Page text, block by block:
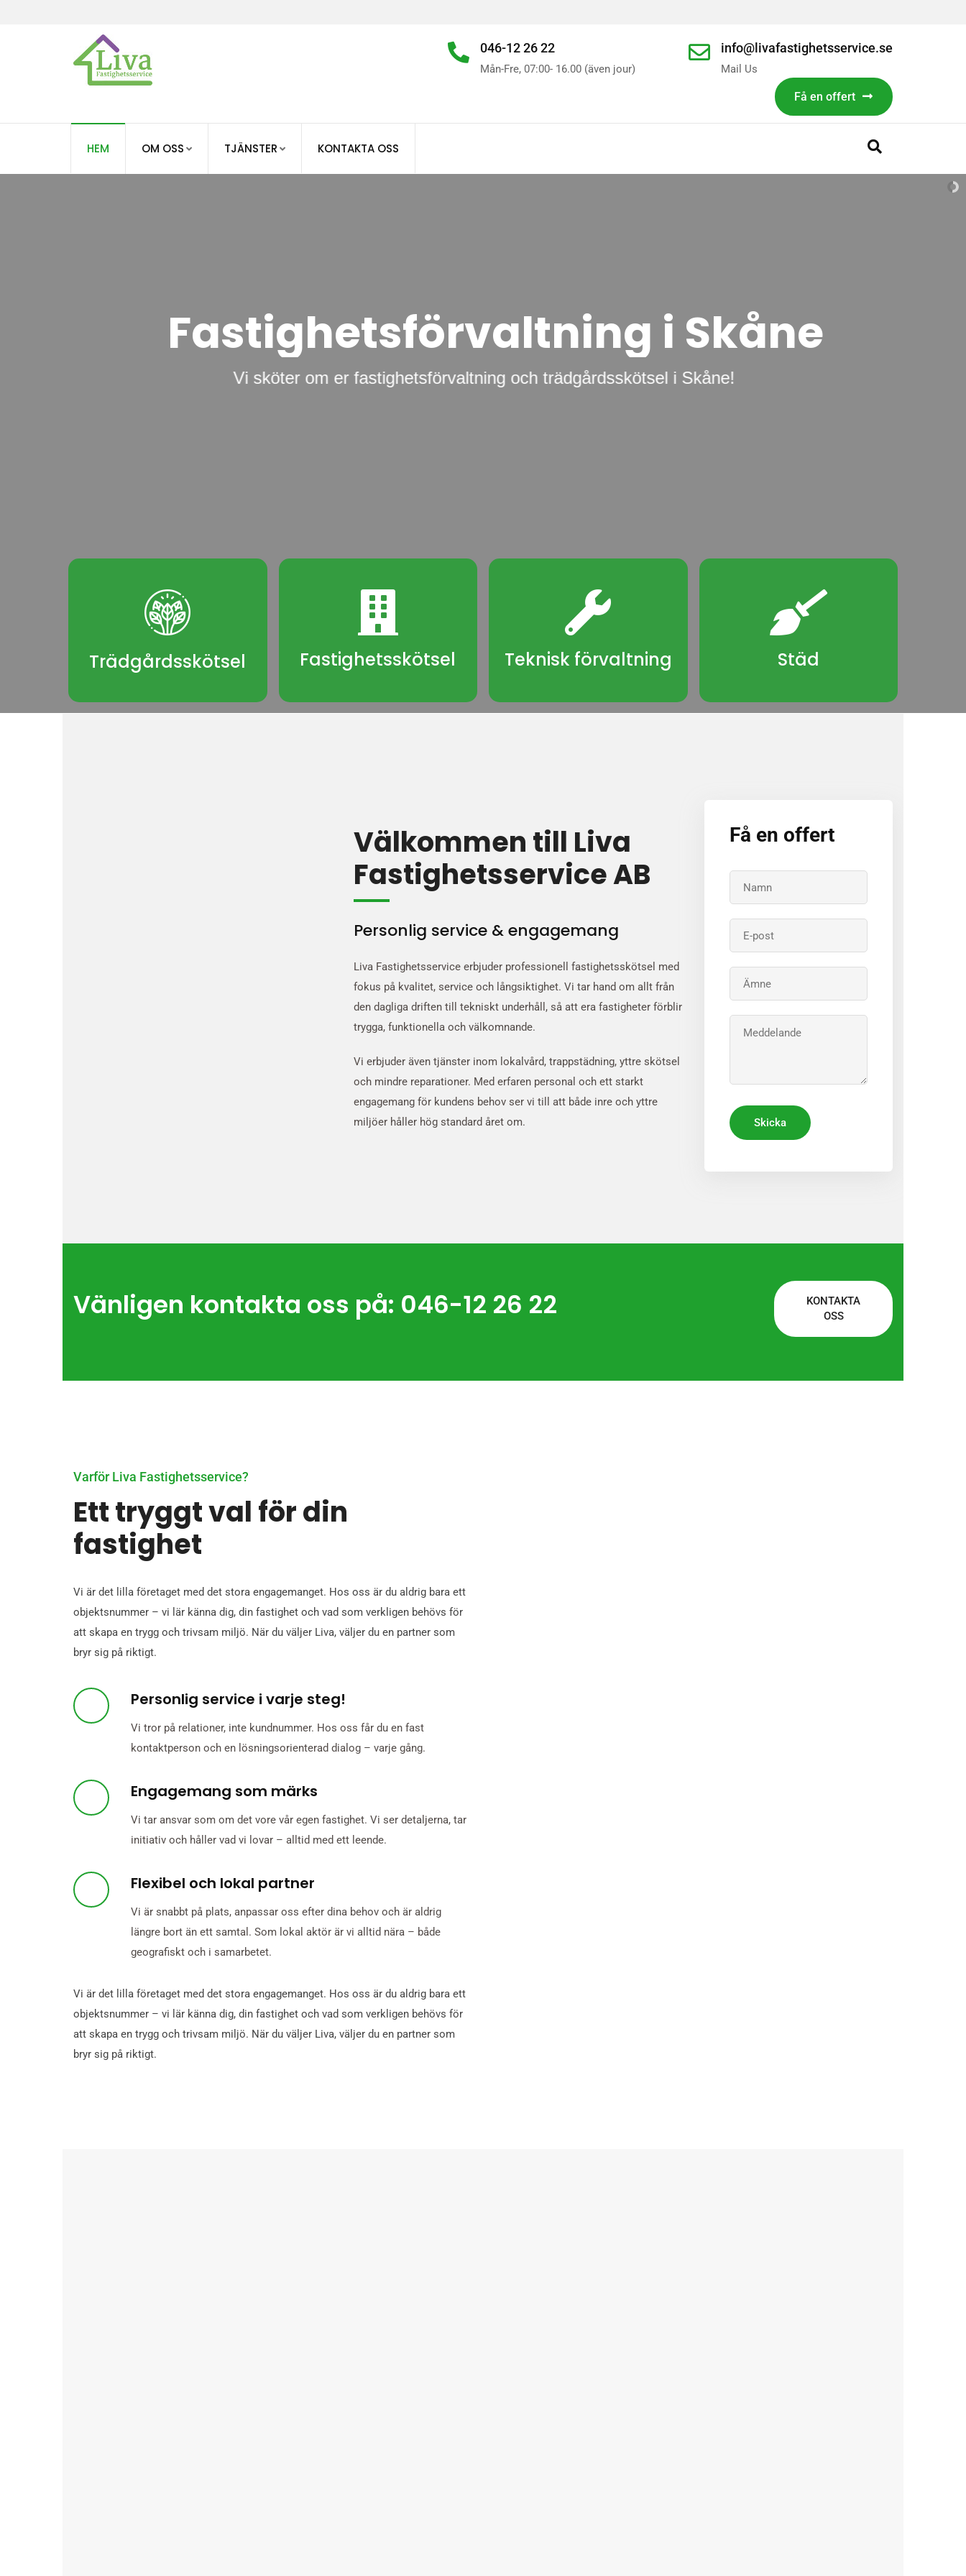
046-12 26 22
Mån-Fre, 07:00- 16.00 (även jour)
info@livafastighetsservice.se
Mail Us
Få en offert
HEM OM OSS TJÄNSTER KONTAKTA OSS
Vi sköter om er fastighetsförvaltning och trädgårdsskötsel i Skåne!
Fastighetsförvaltning i Skåne
Trädgårdsskötsel Fastighetsskötsel Teknisk förvaltning Städ
Välkommen till Liva
Fastighetsservice AB
Personlig service & engagemang
Liva Fastighetsservice erbjuder professionell fastighetsskötsel med
fokus på kvalitet, service och långsiktighet. Vi tar hand om allt från
den dagliga driften till tekniskt underhåll, så att era fastigheter förblir
trygga, funktionella och välkomnande.
Vi erbjuder även tjänster inom lokalvård, trappstädning, yttre skötsel
och mindre reparationer. Med erfaren personal och ett starkt
engagemang för kundens behov ser vi till att både inre och yttre
miljöer håller hög standard året om.
Få en offert
Vänligen kontakta oss på: 046-12 26 22
KONTAKTA
OSS
Varför Liva Fastighetsservice?
Ett tryggt val för din
fastighet
Vi är det lilla företaget med det stora engagemanget. Hos oss är du aldrig bara ett
objektsnummer – vi lär känna dig, din fastighet och vad som verkligen behövs för
att skapa en trygg och trivsam miljö. När du väljer Liva, väljer du en partner som
bryr sig på riktigt.
Personlig service i varje steg!
Vi tror på relationer, inte kundnummer. Hos oss får du en fast
kontaktperson och en lösningsorienterad dialog – varje gång.
Engagemang som märks
Vi tar ansvar som om det vore vår egen fastighet. Vi ser detaljerna, tar
initiativ och håller vad vi lovar – alltid med ett leende.
Flexibel och lokal partner
Vi är snabbt på plats, anpassar oss efter dina behov och är aldrig
längre bort än ett samtal. Som lokal aktör är vi alltid nära – både
geografiskt och i samarbetet.
Vi är det lilla företaget med det stora engagemanget. Hos oss är du aldrig bara ett
objektsnummer – vi lär känna dig, din fastighet och vad som verkligen behövs för
att skapa en trygg och trivsam miljö. När du väljer Liva, väljer du en partner som
bryr sig på riktigt.